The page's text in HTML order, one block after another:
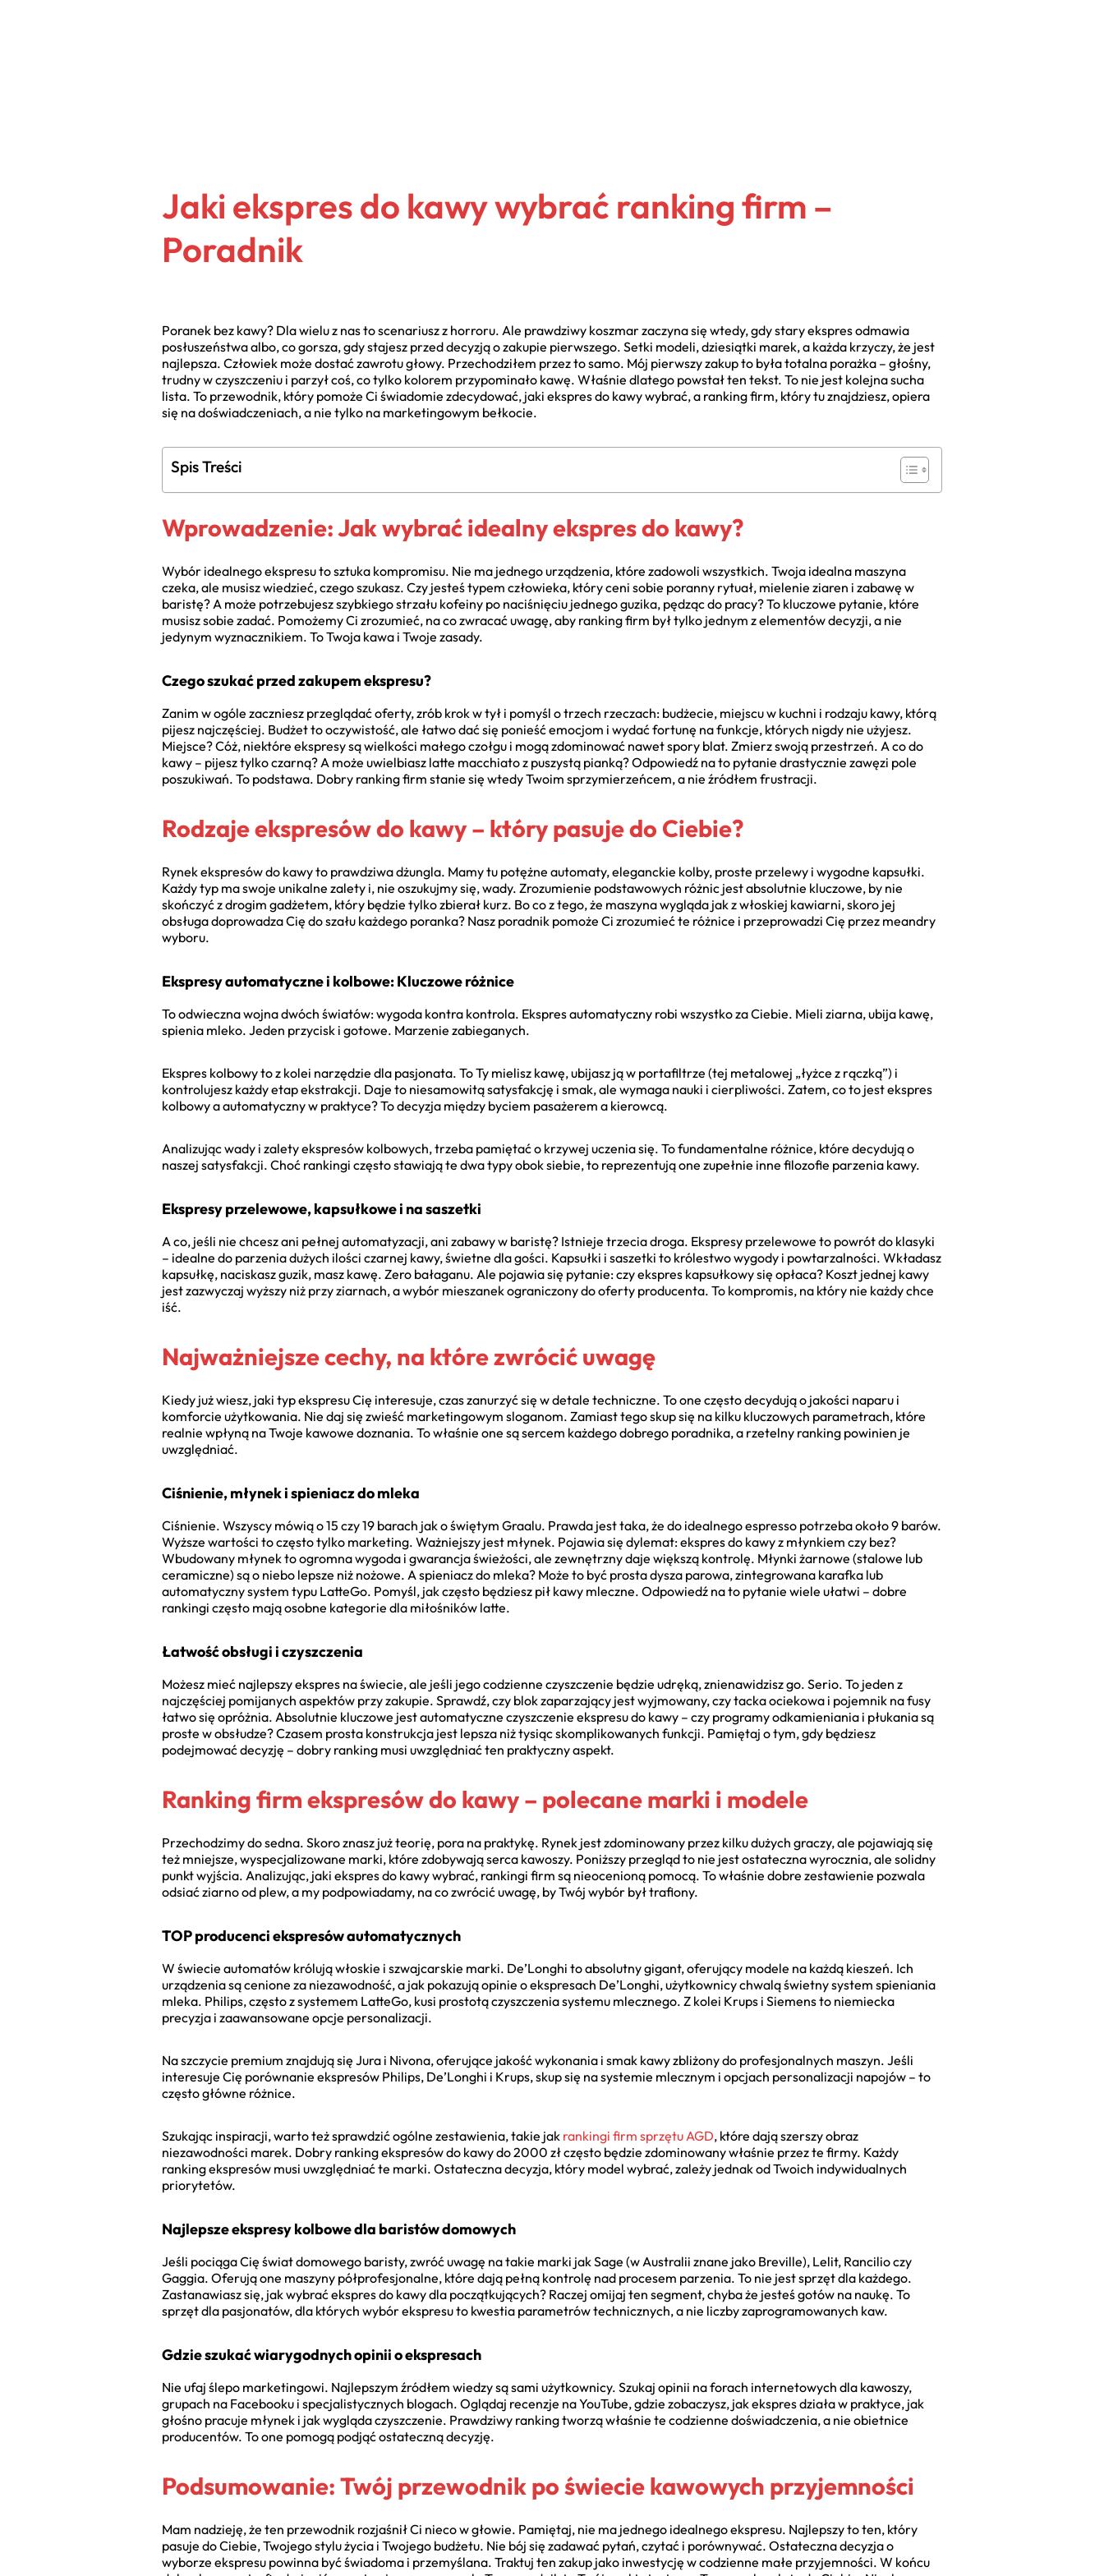
Jaki ekspres do kawy wybrać ranking firm –
Poradnik
Poranek bez kawy? Dla wielu z nas to scenariusz z horroru. Ale prawdziwy koszmar zaczyna się wtedy, gdy stary ekspres odmawia
posłuszeństwa albo, co gorsza, gdy stajesz przed decyzją o zakupie pierwszego. Setki modeli, dziesiątki marek, a każda krzyczy, że jest
najlepsza. Człowiek może dostać zawrotu głowy. Przechodziłem przez to samo. Mój pierwszy zakup to była totalna porażka – głośny,
trudny w czyszczeniu i parzył coś, co tylko kolorem przypominało kawę. Właśnie dlatego powstał ten tekst. To nie jest kolejna sucha
lista. To przewodnik, który pomoże Ci świadomie zdecydować, jaki ekspres do kawy wybrać, a ranking firm, który tu znajdziesz, opiera
się na doświadczeniach, a nie tylko na marketingowym bełkocie.
Spis Treści
Wprowadzenie: Jak wybrać idealny ekspres do kawy?
Wybór idealnego ekspresu to sztuka kompromisu. Nie ma jednego urządzenia, które zadowoli wszystkich. Twoja idealna maszyna
czeka, ale musisz wiedzieć, czego szukasz. Czy jesteś typem człowieka, który ceni sobie poranny rytuał, mielenie ziaren i zabawę w
baristę? A może potrzebujesz szybkiego strzału kofeiny po naciśnięciu jednego guzika, pędząc do pracy? To kluczowe pytanie, które
musisz sobie zadać. Pomożemy Ci zrozumieć, na co zwracać uwagę, aby ranking firm był tylko jednym z elementów decyzji, a nie
jedynym wyznacznikiem. To Twoja kawa i Twoje zasady.
Czego szukać przed zakupem ekspresu?
Zanim w ogóle zaczniesz przeglądać oferty, zrób krok w tył i pomyśl o trzech rzeczach: budżecie, miejscu w kuchni i rodzaju kawy, którą
pijesz najczęściej. Budżet to oczywistość, ale łatwo dać się ponieść emocjom i wydać fortunę na funkcje, których nigdy nie użyjesz.
Miejsce? Cóż, niektóre ekspresy są wielkości małego czołgu i mogą zdominować nawet spory blat. Zmierz swoją przestrzeń. A co do
kawy – pijesz tylko czarną? A może uwielbiasz latte macchiato z puszystą pianką? Odpowiedź na to pytanie drastycznie zawęzi pole
poszukiwań. To podstawa. Dobry ranking firm stanie się wtedy Twoim sprzymierzeńcem, a nie źródłem frustracji.
Rodzaje ekspresów do kawy – który pasuje do Ciebie?
Rynek ekspresów do kawy to prawdziwa dżungla. Mamy tu potężne automaty, eleganckie kolby, proste przelewy i wygodne kapsułki.
Każdy typ ma swoje unikalne zalety i, nie oszukujmy się, wady. Zrozumienie podstawowych różnic jest absolutnie kluczowe, by nie
skończyć z drogim gadżetem, który będzie tylko zbierał kurz. Bo co z tego, że maszyna wygląda jak z włoskiej kawiarni, skoro jej
obsługa doprowadza Cię do szału każdego poranka? Nasz poradnik pomoże Ci zrozumieć te różnice i przeprowadzi Cię przez meandry
wyboru.
Ekspresy automatyczne i kolbowe: Kluczowe różnice
To odwieczna wojna dwóch światów: wygoda kontra kontrola. Ekspres automatyczny robi wszystko za Ciebie. Mieli ziarna, ubija kawę,
spienia mleko. Jeden przycisk i gotowe. Marzenie zabieganych.
Ekspres kolbowy to z kolei narzędzie dla pasjonata. To Ty mielisz kawę, ubijasz ją w portafiltrze (tej metalowej „łyżce z rączką”) i
kontrolujesz każdy etap ekstrakcji. Daje to niesamowitą satysfakcję i smak, ale wymaga nauki i cierpliwości. Zatem, co to jest ekspres
kolbowy a automatyczny w praktyce? To decyzja między byciem pasażerem a kierowcą.
Analizując wady i zalety ekspresów kolbowych, trzeba pamiętać o krzywej uczenia się. To fundamentalne różnice, które decydują o
naszej satysfakcji. Choć rankingi często stawiają te dwa typy obok siebie, to reprezentują one zupełnie inne filozofie parzenia kawy.
Ekspresy przelewowe, kapsułkowe i na saszetki
A co, jeśli nie chcesz ani pełnej automatyzacji, ani zabawy w baristę? Istnieje trzecia droga. Ekspresy przelewowe to powrót do klasyki
– idealne do parzenia dużych ilości czarnej kawy, świetne dla gości. Kapsułki i saszetki to królestwo wygody i powtarzalności. Wkładasz
kapsułkę, naciskasz guzik, masz kawę. Zero bałaganu. Ale pojawia się pytanie: czy ekspres kapsułkowy się opłaca? Koszt jednej kawy
jest zazwyczaj wyższy niż przy ziarnach, a wybór mieszanek ograniczony do oferty producenta. To kompromis, na który nie każdy chce
iść.
Najważniejsze cechy, na które zwrócić uwagę
Kiedy już wiesz, jaki typ ekspresu Cię interesuje, czas zanurzyć się w detale techniczne. To one często decydują o jakości naparu i
komforcie użytkowania. Nie daj się zwieść marketingowym sloganom. Zamiast tego skup się na kilku kluczowych parametrach, które
realnie wpłyną na Twoje kawowe doznania. To właśnie one są sercem każdego dobrego poradnika, a rzetelny ranking powinien je
uwzględniać.
Ciśnienie, młynek i spieniacz do mleka
Ciśnienie. Wszyscy mówią o 15 czy 19 barach jak o świętym Graalu. Prawda jest taka, że do idealnego espresso potrzeba około 9 barów.
Wyższe wartości to często tylko marketing. Ważniejszy jest młynek. Pojawia się dylemat: ekspres do kawy z młynkiem czy bez?
Wbudowany młynek to ogromna wygoda i gwarancja świeżości, ale zewnętrzny daje większą kontrolę. Młynki żarnowe (stalowe lub
ceramiczne) są o niebo lepsze niż nożowe. A spieniacz do mleka? Może to być prosta dysza parowa, zintegrowana karafka lub
automatyczny system typu LatteGo. Pomyśl, jak często będziesz pił kawy mleczne. Odpowiedź na to pytanie wiele ułatwi – dobre
rankingi często mają osobne kategorie dla miłośników latte.
Łatwość obsługi i czyszczenia
Możesz mieć najlepszy ekspres na świecie, ale jeśli jego codzienne czyszczenie będzie udręką, znienawidzisz go. Serio. To jeden z
najczęściej pomijanych aspektów przy zakupie. Sprawdź, czy blok zaparzający jest wyjmowany, czy tacka ociekowa i pojemnik na fusy
łatwo się opróżnia. Absolutnie kluczowe jest automatyczne czyszczenie ekspresu do kawy – czy programy odkamieniania i płukania są
proste w obsłudze? Czasem prosta konstrukcja jest lepsza niż tysiąc skomplikowanych funkcji. Pamiętaj o tym, gdy będziesz
podejmować decyzję – dobry ranking musi uwzględniać ten praktyczny aspekt.
Ranking firm ekspresów do kawy – polecane marki i modele
Przechodzimy do sedna. Skoro znasz już teorię, pora na praktykę. Rynek jest zdominowany przez kilku dużych graczy, ale pojawiają się
też mniejsze, wyspecjalizowane marki, które zdobywają serca kawoszy. Poniższy przegląd to nie jest ostateczna wyrocznia, ale solidny
punkt wyjścia. Analizując, jaki ekspres do kawy wybrać, rankingi firm są nieocenioną pomocą. To właśnie dobre zestawienie pozwala
odsiać ziarno od plew, a my podpowiadamy, na co zwrócić uwagę, by Twój wybór był trafiony.
TOP producenci ekspresów automatycznych
W świecie automatów królują włoskie i szwajcarskie marki. De’Longhi to absolutny gigant, oferujący modele na każdą kieszeń. Ich
urządzenia są cenione za niezawodność, a jak pokazują opinie o ekspresach De’Longhi, użytkownicy chwalą świetny system spieniania
mleka. Philips, często z systemem LatteGo, kusi prostotą czyszczenia systemu mlecznego. Z kolei Krups i Siemens to niemiecka
precyzja i zaawansowane opcje personalizacji.
Na szczycie premium znajdują się Jura i Nivona, oferujące jakość wykonania i smak kawy zbliżony do profesjonalnych maszyn. Jeśli
interesuje Cię porównanie ekspresów Philips, De’Longhi i Krups, skup się na systemie mlecznym i opcjach personalizacji napojów – to
często główne różnice.
Szukając inspiracji, warto też sprawdzić ogólne zestawienia, takie jak rankingi firm sprzętu AGD, które dają szerszy obraz
niezawodności marek. Dobry ranking ekspresów do kawy do 2000 zł często będzie zdominowany właśnie przez te firmy. Każdy
ranking ekspresów musi uwzględniać te marki. Ostateczna decyzja, który model wybrać, zależy jednak od Twoich indywidualnych
priorytetów.
Najlepsze ekspresy kolbowe dla baristów domowych
Jeśli pociąga Cię świat domowego baristy, zwróć uwagę na takie marki jak Sage (w Australii znane jako Breville), Lelit, Rancilio czy
Gaggia. Oferują one maszyny półprofesjonalne, które dają pełną kontrolę nad procesem parzenia. To nie jest sprzęt dla każdego.
Zastanawiasz się, jak wybrać ekspres do kawy dla początkujących? Raczej omijaj ten segment, chyba że jesteś gotów na naukę. To
sprzęt dla pasjonatów, dla których wybór ekspresu to kwestia parametrów technicznych, a nie liczby zaprogramowanych kaw.
Gdzie szukać wiarygodnych opinii o ekspresach
Nie ufaj ślepo marketingowi. Najlepszym źródłem wiedzy są sami użytkownicy. Szukaj opinii na forach internetowych dla kawoszy,
grupach na Facebooku i specjalistycznych blogach. Oglądaj recenzje na YouTube, gdzie zobaczysz, jak ekspres działa w praktyce, jak
głośno pracuje młynek i jak wygląda czyszczenie. Prawdziwy ranking tworzą właśnie te codzienne doświadczenia, a nie obietnice
producentów. To one pomogą podjąć ostateczną decyzję.
Podsumowanie: Twój przewodnik po świecie kawowych przyjemności
Mam nadzieję, że ten przewodnik rozjaśnił Ci nieco w głowie. Pamiętaj, nie ma jednego idealnego ekspresu. Najlepszy to ten, który
pasuje do Ciebie, Twojego stylu życia i Twojego budżetu. Nie bój się zadawać pytań, czytać i porównywać. Ostateczna decyzja o
wyborze ekspresu powinna być świadoma i przemyślana. Traktuj ten zakup jako inwestycję w codzienne małe przyjemności. W końcu